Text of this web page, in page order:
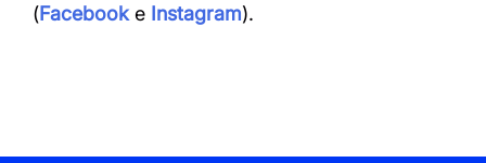
(Facebooke Instagram).